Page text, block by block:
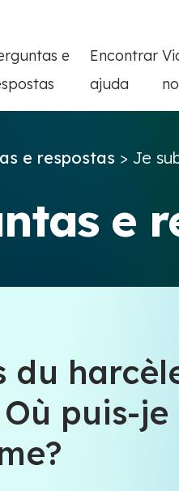
e
Encontrar
ajuda
e respostas > Je
e
du
puis-